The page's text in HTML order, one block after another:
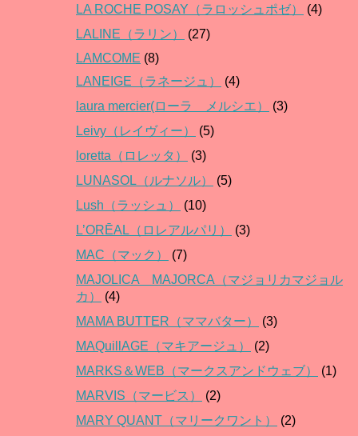
LA ROCHE POSAY（ラロッシュポゼ）
(4)
LALINE（ラリン）
(27)
LAMCOME (8)
LANEIGE（ラネージュ）
(4)
laura mercier(ローラ メルシエ）
(3)
Leivy（レイヴィー）
(5)
loretta（ロレッタ）
(3)
LUNASOL（ルナソル）
(5)
Lush（ラッシュ）
(10)
L’ORĒAL（ロレアルパリ）
(3)
MAC（マック）
(7)
MAJOLICA MAJORCA（マジョリカマジョル
カ）
(4)
MAMA BUTTER（ママバター）
(3)
MAQuillAGE（マキアージュ）
(2)
MARKS＆WEB（マークスアンドウェブ）
(1)
MARVIS（マービス）
(2)
MARY QUANT（マリークワント）
(2)